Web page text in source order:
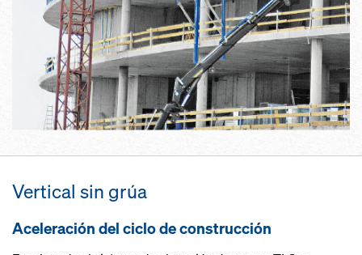
Vertical sin grúa
Aceleración del ciclo de construcción